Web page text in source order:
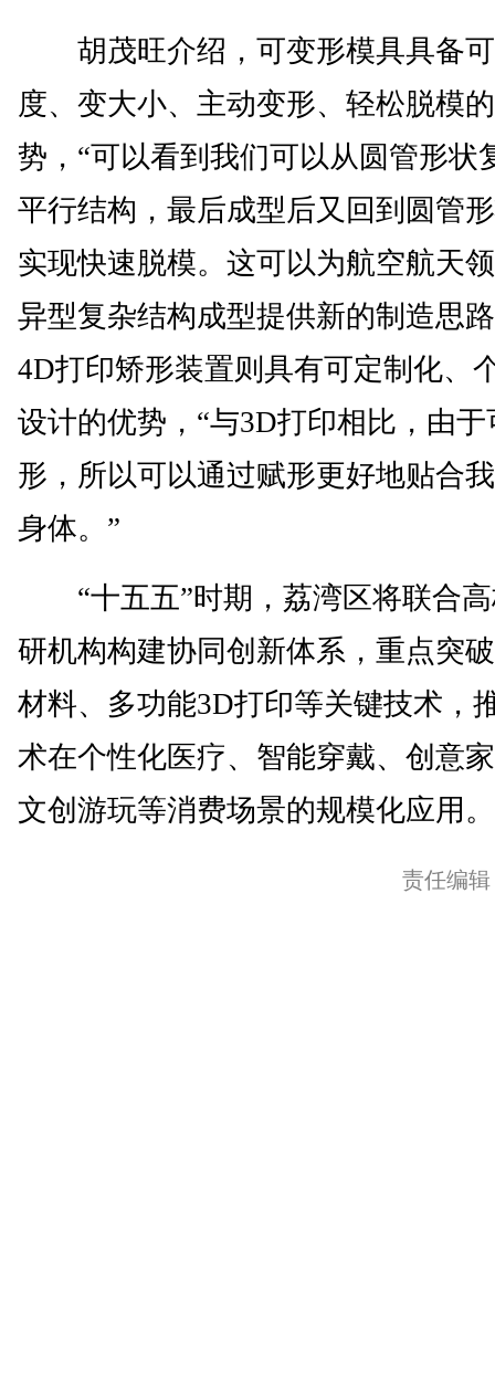
胡茂旺介绍，可变形模具具备
度、变大小、主动变形、轻松脱模
势，“可以看到我们可以从圆管形状
平行结构，最后成型后又回到圆管
实现快速脱模。这可以为航空航天
异型复杂结构成型提供新的制造思
4D打印矫形装置则具有可定制化、
设计的优势，“与3D打印相比，由于
形，所以可以通过赋形更好地贴合
身体。”
“十五五”时期，荔湾区将联合高
研机构构建协同创新体系，重点突
材料、多功能3D打印等关键技术，
术在个性化医疗、智能穿戴、创意
文创游玩等消费场景的规模化应用
责任编